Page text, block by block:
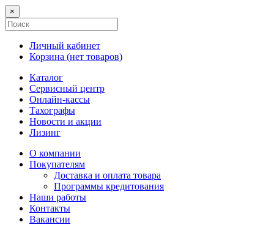
×
Личный кабинет
Корзина (нет товаров)
Каталог
Сервисный центр
Онлайн-кассы
Тахографы
Новости и акции
Лизинг
О компании
Покупателям
Доставка и оплата товара
Программы кредитования
Наши работы
Контакты
Вакансии